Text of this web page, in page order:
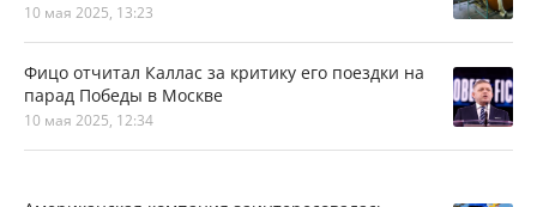
10 мая 2025, 13:23
Фицо отчитал Каллас за критику его поездки на
парад Победы в Москве
10 мая 2025, 12:34